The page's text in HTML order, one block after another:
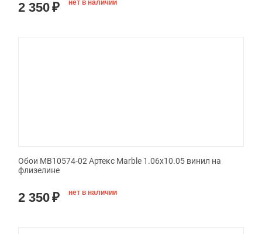
2 350₽ нет в наличии
Обои MB10574-02 Артекс Marble 1.06x10.05 винил на
флизелине
2 350₽ нет в наличии